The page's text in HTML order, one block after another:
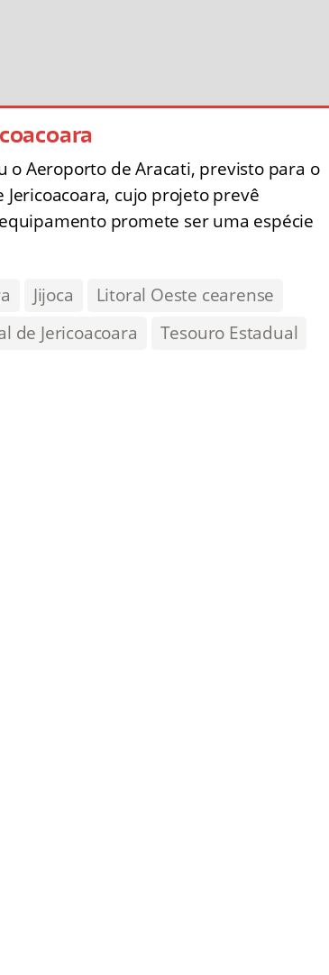
o Aeroporto de Aracati, previsto para o
cujo projeto prevê
promete ser uma espécie
Jijoca
Litoral Oeste cearense
de Jericoacoara Tesouro Estadual